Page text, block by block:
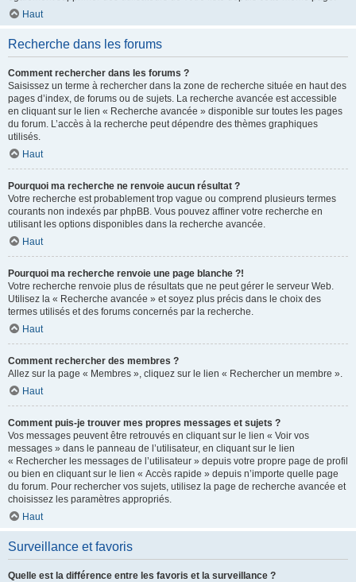
Haut
Recherche dans les forums
Comment rechercher dans les forums ?
Saisissez un terme à rechercher dans la zone de recherche située en haut des
pages d’index, de forums ou de sujets. La recherche avancée est accessible
en cliquant sur le lien « Recherche avancée » disponible sur toutes les pages
du forum. L’accès à la recherche peut dépendre des thèmes graphiques
utilisés.
Haut
Pourquoi ma recherche ne renvoie aucun résultat ?
Votre recherche est probablement trop vague ou comprend plusieurs termes
courants non indexés par phpBB. Vous pouvez affiner votre recherche en
utilisant les options disponibles dans la recherche avancée.
Haut
Pourquoi ma recherche renvoie une page blanche ?!
Votre recherche renvoie plus de résultats que ne peut gérer le serveur Web.
Utilisez la « Recherche avancée » et soyez plus précis dans le choix des
termes utilisés et des forums concernés par la recherche.
Haut
Comment rechercher des membres ?
Allez sur la page « Membres », cliquez sur le lien « Rechercher un membre ».
Haut
Comment puis-je trouver mes propres messages et sujets ?
Vos messages peuvent être retrouvés en cliquant sur le lien « Voir vos
messages » dans le panneau de l’utilisateur, en cliquant sur le lien
« Rechercher les messages de l’utilisateur » depuis votre propre page de profil
ou bien en cliquant sur le lien « Accès rapide » depuis n’importe quelle page
du forum. Pour rechercher vos sujets, utilisez la page de recherche avancée et
choisissez les paramètres appropriés.
Haut
Surveillance et favoris
Quelle est la différence entre les favoris et la surveillance ?